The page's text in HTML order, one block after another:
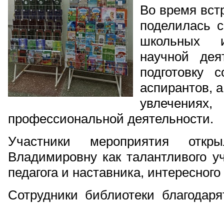
Во время
поделилась
школьных
научной
подготовку
аспирантов,
профессиональной деятельности.
Участники мероприятия
Владимировну как талантливого
педагога и наставника,
Сотрудники библиотеки